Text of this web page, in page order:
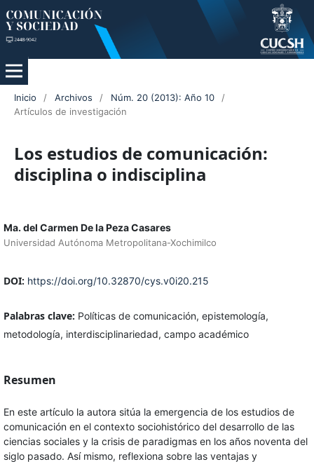
Inicio / Archivos / Núm. 20 (2013): Año 10
/
Artículos de investigación
Los estudios de comunicación:
disciplina o indisciplina
Ma. del Carmen De la Peza Casares
Universidad Autónoma Metropolitana-Xochimilco
DOI: https://doi.org/10.32870/cys.v0i20.215
Palabras clave: Políticas de comunicación, epistemología,
metodología, interdisciplinariedad, campo académico
Resumen
En este artículo la autora sitúa la emergencia de los estudios de
comunicación en el contexto sociohistórico del desarrollo de las
ciencias sociales y la crisis de paradigmas en los años noventa del
siglo pasado. Así mismo, reflexiona sobre las ventajas y